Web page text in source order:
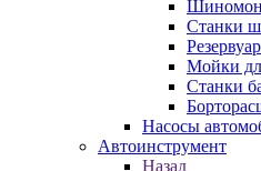
Станки
Мойки
Станки
Насосы
Автоинструмент
Назад